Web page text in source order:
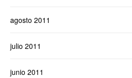
agosto 2011
julio 2011
junio 2011